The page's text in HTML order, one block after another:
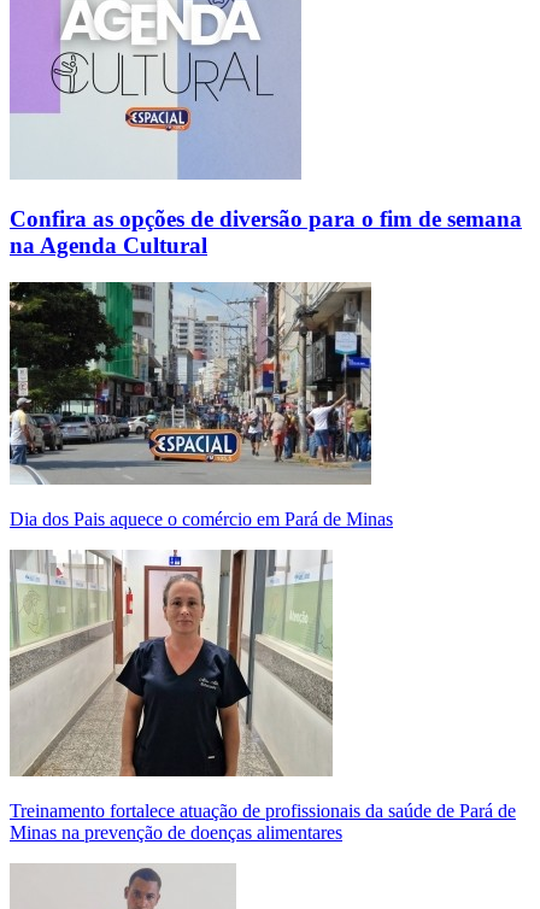
Confira as opções de diversão para o fim de semana
na Agenda Cultural
Dia dos Pais aquece o comércio em Pará de Minas
Treinamento fortalece atuação de profissionais da saúde de Pará de
Minas na prevenção de doenças alimentares